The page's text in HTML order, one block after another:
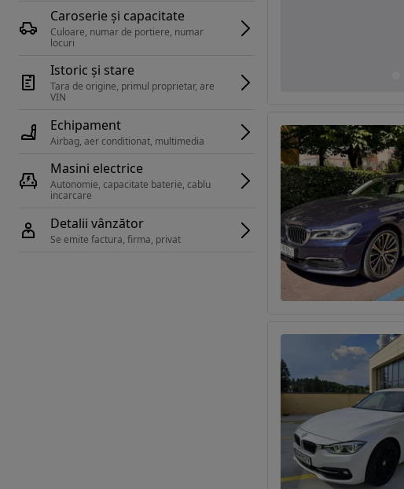
Caroserie și capacitate
Culoare, numar de portiere, numar
locuri
Istoric și stare
Tara de origine, primul proprietar, are
Echipament
Airbag, aer conditionat, multimedia
Masini electrice
Autonomie, capacitate baterie, cablu
Detalii vânzător
Se emite factura, firma, privat